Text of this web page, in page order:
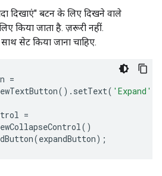
दिखाएं" बटन के लिए दिखने वाले
किया जाता है. ज़रूरी नहीं.
सेट किया जाना चाहिए.
=
(). setText( 'Expand'
=
()
(expandButton);